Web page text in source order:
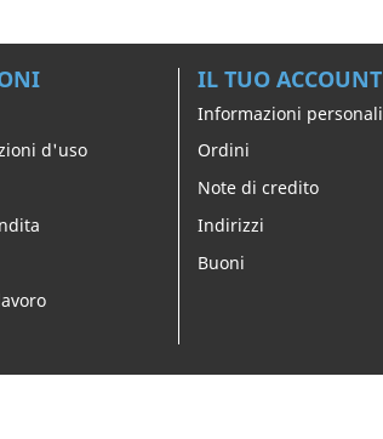
d'uso
IL TUO ACCOUNT
Informazioni personali
Ordini
Note di credito
Indirizzi
Buoni